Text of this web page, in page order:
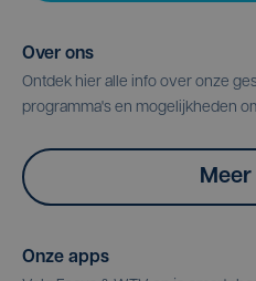
Over ons
Ontdek hier alle info over onze
programma's en mogelijkheden
Onze apps